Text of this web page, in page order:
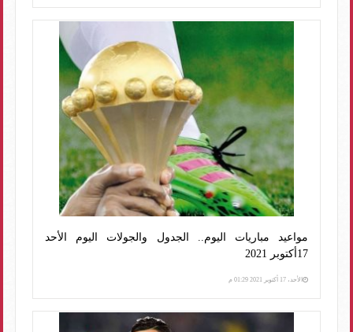
مواعيد مباريات اليوم.. الجدول والجولات اليوم الأحد
17أكتوبر 2021
الأحد، 17 أكتوبر 2021 01:29 م